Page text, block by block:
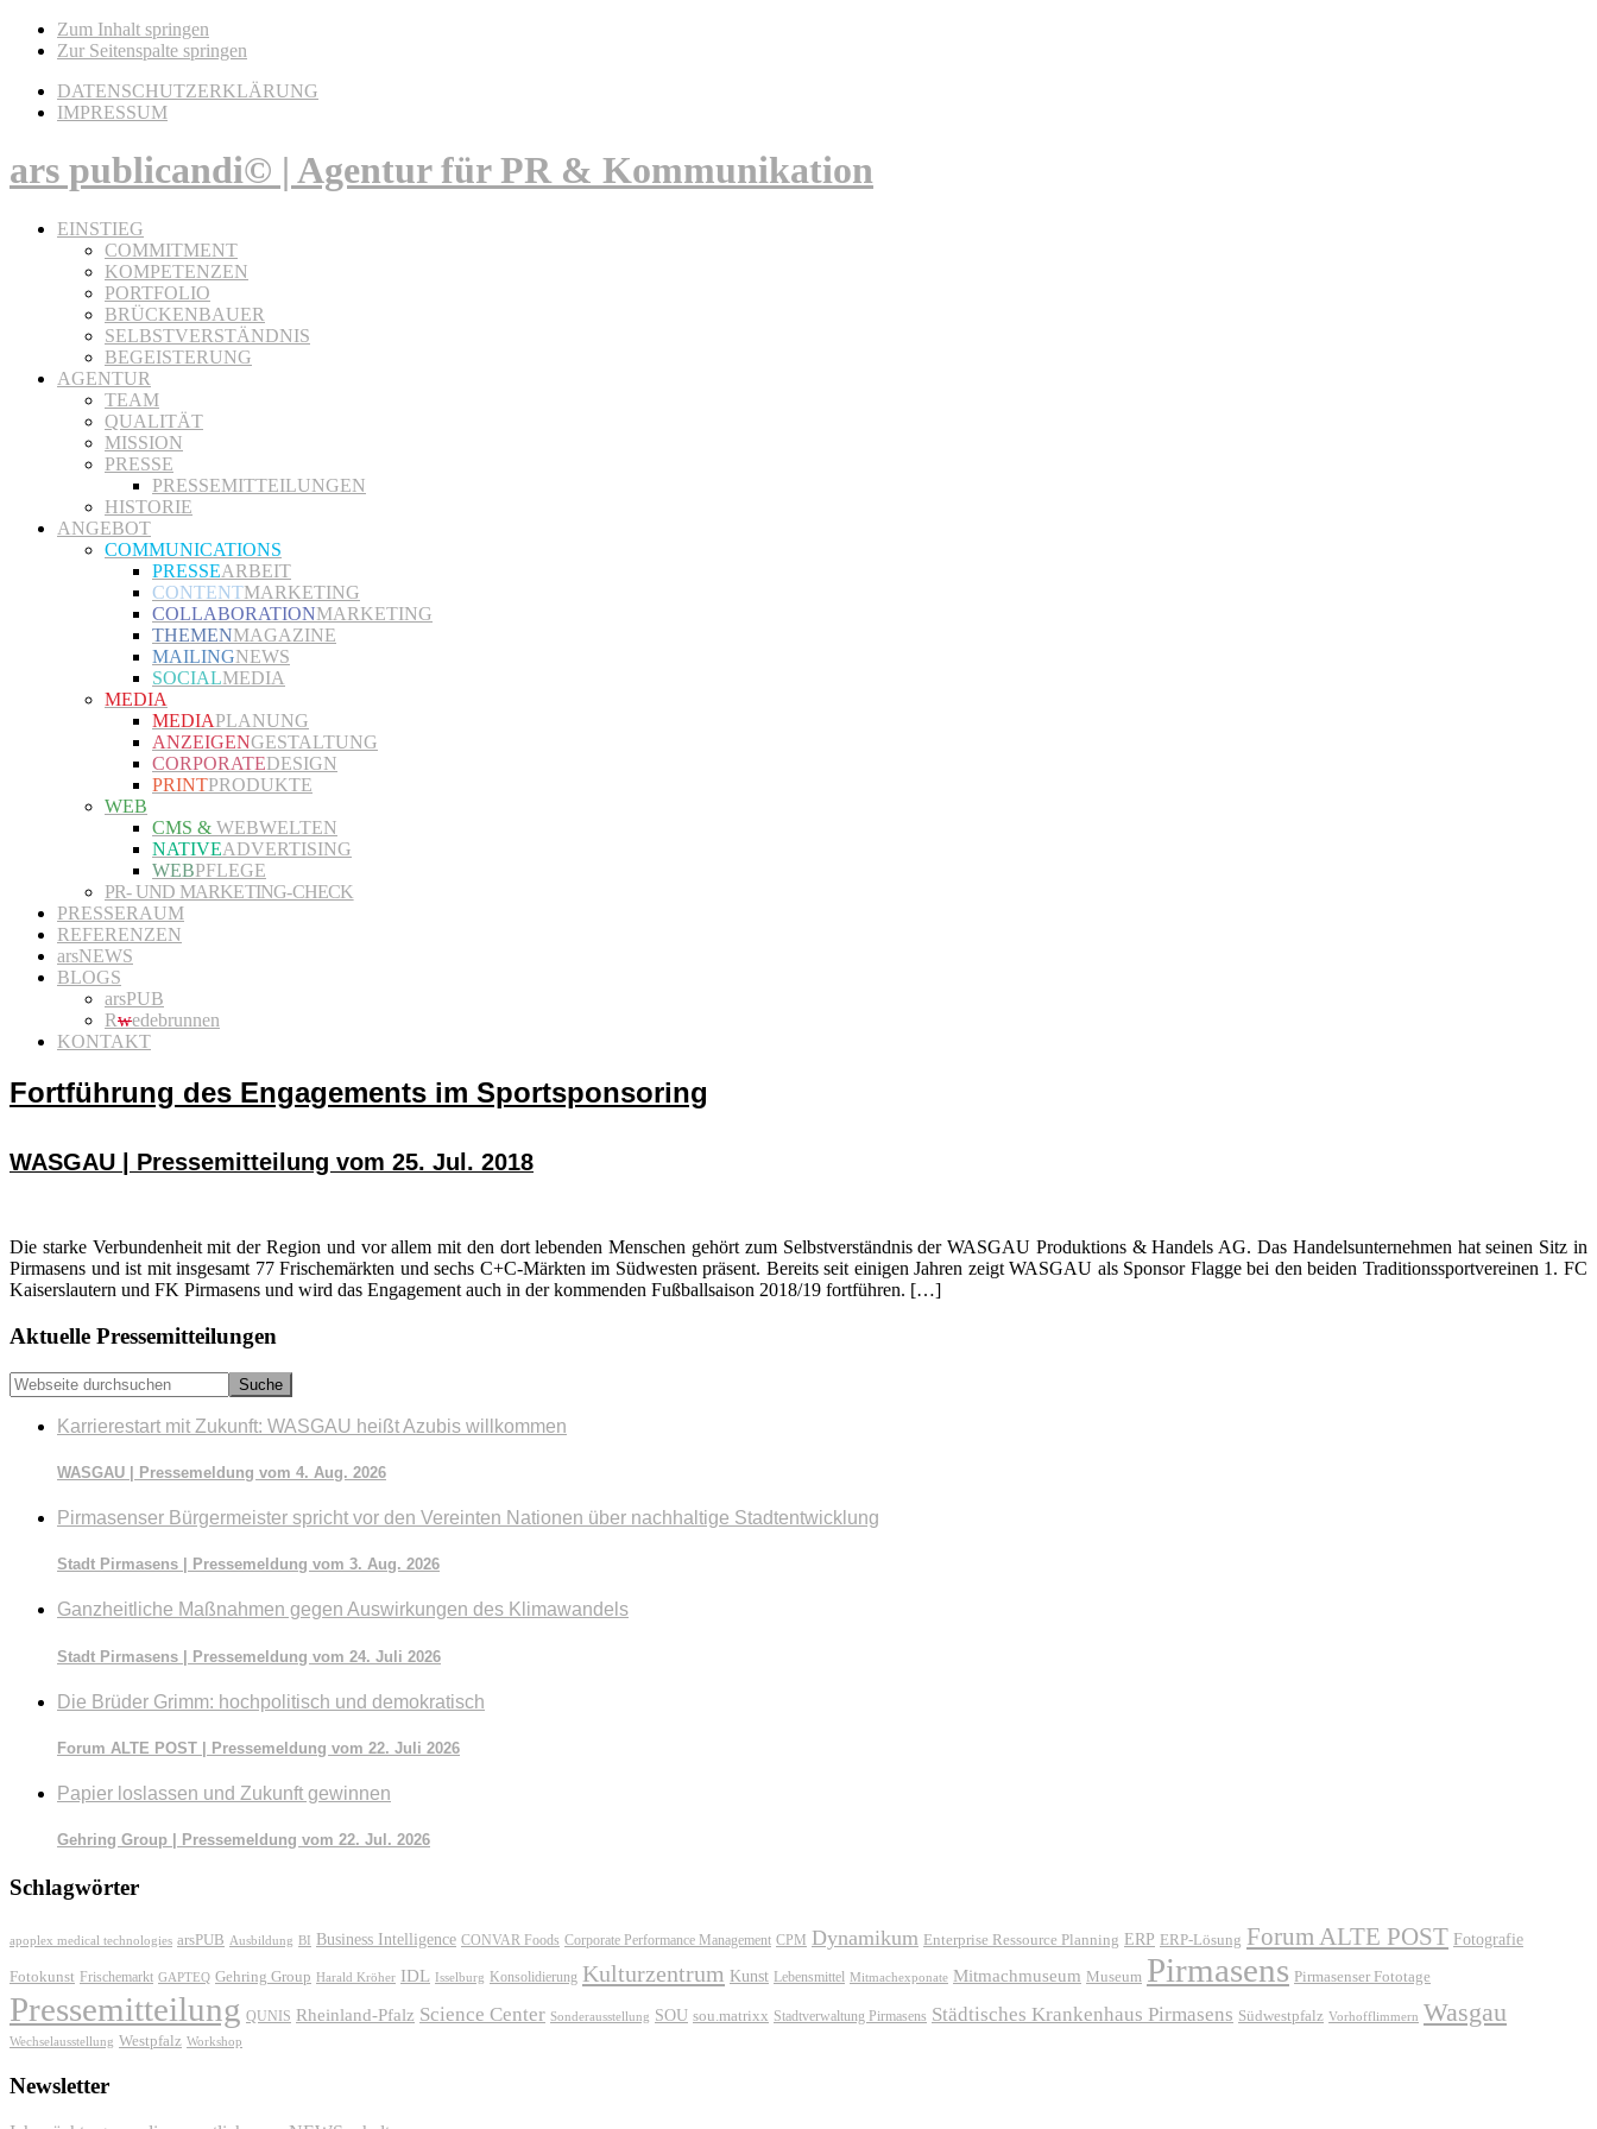
Zum Inhalt springen
Zur Seitenspalte springen
DATENSCHUTZERKLÄRUNG
IMPRESSUM
ars publicandi© | Agentur für PR & Kommunikation
EINSTIEG
COMMITMENT
KOMPETENZEN
PORTFOLIO
BRÜCKENBAUER
SELBSTVERSTÄNDNIS
BEGEISTERUNG
AGENTUR
TEAM
QUALITÄT
MISSION
PRESSE
PRESSEMITTEILUNGEN
HISTORIE
ANGEBOT
COMMUNICATIONS
PRESSEARBEIT
CONTENTMARKETING
COLLABORATIONMARKETING
THEMENMAGAZINE
MAILINGNEWS
SOCIALMEDIA
MEDIA
MEDIAPLANUNG
ANZEIGENGESTALTUNG
CORPORATEDESIGN
PRINTPRODUKTE
WEB
CMS & WEBWELTEN
NATIVEADVERTISING
WEBPFLEGE
PR- UND MARKETING-CHECK
PRESSERAUM
REFERENZEN
arsNEWS
BLOGS
arsPUB
Rwedebrunnen
KONTAKT
Fortführung des Engagements im Sportsponsoring
WASGAU | Pressemitteilung vom 25. Jul. 2018
Die starke Verbundenheit mit der Region und vor allem mit den dort lebenden Menschen gehört zum Selbstverständnis der WASGAU Produktions & Handels AG. Das Handelsunternehmen hat seinen Sitz in
Pirmasens und ist mit insgesamt 77 Frischemärkten und sechs C+C-Märkten im Südwesten präsent. Bereits seit einigen Jahren zeigt WASGAU als Sponsor Flagge bei den beiden Traditionssportvereinen 1. FC
Kaiserslautern und FK Pirmasens und wird das Engagement auch in der kommenden Fußballsaison 2018/19 fortführen. […]
Seitenspalte
Aktuelle Pressemitteilungen
Webseite
durchsuchen
Karrierestart mit Zukunft: WASGAU heißt Azubis willkommen
WASGAU | Pressemeldung vom 4. Aug. 2026
Pirmasenser Bürgermeister spricht vor den Vereinten Nationen über nachhaltige Stadtentwicklung
Stadt Pirmasens | Pressemeldung vom 3. Aug. 2026
Ganzheitliche Maßnahmen gegen Auswirkungen des Klimawandels
Stadt Pirmasens | Pressemeldung vom 24. Juli 2026
Die Brüder Grimm: hochpolitisch und demokratisch
Forum ALTE POST | Pressemeldung vom 22. Juli 2026
Papier loslassen und Zukunft gewinnen
Gehring Group | Pressemeldung vom 22. Jul. 2026
Schlagwörter
apoplex medical technologies arsPUB Ausbildung BI Business Intelligence CONVAR Foods Corporate Performance Management CPM Dynamikum Enterprise Ressource Planning ERP ERP-Lösung Forum ALTE POST Fotografie
Fotokunst Frischemarkt GAPTEQ Gehring Group Harald Kröher IDL Isselburg Konsolidierung Kulturzentrum Kunst Lebensmittel Mitmachexponate Mitmachmuseum Museum Pirmasens Pirmasenser Fototage
Pressemitteilung QUNIS Rheinland-Pfalz Science Center Sonderausstellung SOU sou.matrixx Stadtverwaltung Pirmasens Städtisches Krankenhaus Pirmasens Südwestpfalz Vorhofflimmern Wasgau
Wechselausstellung Westpfalz Workshop
Newsletter